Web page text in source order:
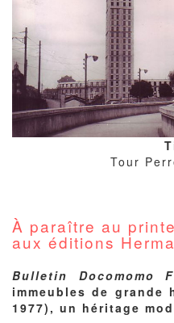
Tour
À paraître au
aux éditions
Informations
publications
Bulletin Docomomo
immeubles de grande
1977), un héritage